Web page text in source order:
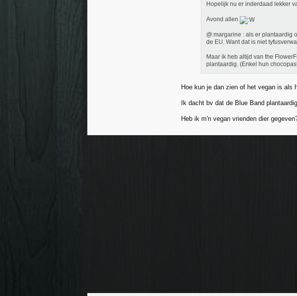
Hopelijk nu er inderdaad lekker
Avond allen
@:margarine : als er plantaardig
de EU. Want dat is niet
Maar ik heb altijd van the
plantaardig. (Enkel hun
Hoe kun je dan zien of het vegan is als
Ik dacht bv dat de Blue Band
Heb ik m'n vegan vrienden dier